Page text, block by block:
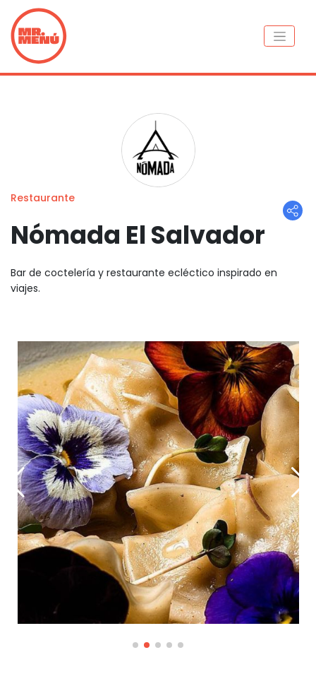
Restaurante
Nómada El Salvador
Bar de coctelería y restaurante ecléctico inspirado en
viajes.